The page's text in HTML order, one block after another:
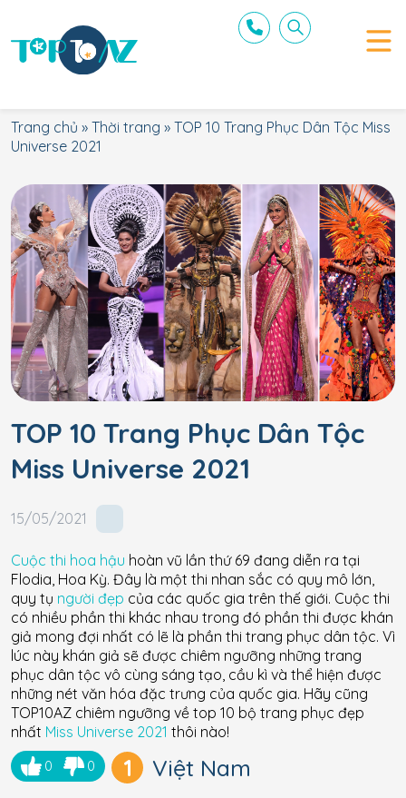
Trang chủ » Thời trang » TOP 10 Trang Phục Dân Tộc Miss
Universe 2021
TOP 10 Trang Phục Dân Tộc
Miss Universe 2021
15/05/2021
Cuộc thi hoa hậu hoàn vũ lần thứ 69 đang diễn ra tại
Flodia, Hoa Kỳ. Đây là một thi nhan sắc có quy mô lớn,
quy tụ người đẹp của các quốc gia trên thế giới. Cuộc thi
có nhiều phần thi khác nhau trong đó phần thi được khán
giả mong đợi nhất có lẽ là phần thi trang phục dân tộc. Vì
lúc này khán giả sẽ được chiêm ngưỡng những trang
phục dân tộc vô cùng sáng tạo, cầu kì và thể hiện được
những nét văn hóa đặc trưng của quốc gia. Hãy cũng
TOP10AZ chiêm ngưỡng về top 10 bộ trang phục đẹp
nhất Miss Universe 2021 thôi nào!
0 0 1 Việt Nam